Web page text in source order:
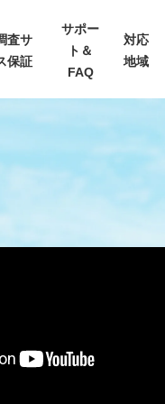
査サ
保証
サポー
ト＆
FAQ
対応
地域